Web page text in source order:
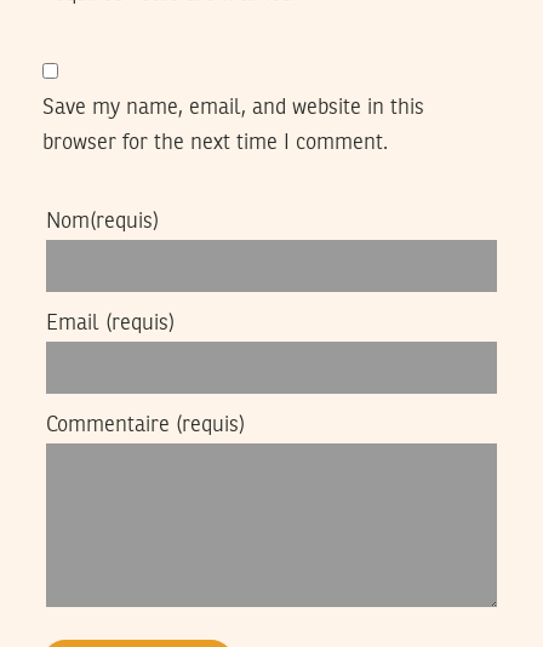
Save my name, email, and website in this
browser for the next time I comment.
Nom(requis)
Email (requis)
Commentaire (requis)